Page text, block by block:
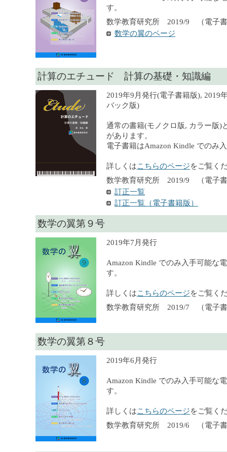
す。
数学教育研究所 2019/9 （電子
数学の翼のページ
計算のエチュード 計算の基礎・知識編
2019年9月発行(電子書籍版), 2019
バック版)
通常の書籍(モノクロ版, カラー版)
があります。
電子書籍はAmazon Kindle でのみ
詳しくはこちらのページをご覧く
数学教育研究所 2019/9 （電子書
訂正一覧
訂正一覧（電子書籍版）
数学の翼第９号
2019年7月発行
Amazon Kindle でのみ入手可能な
す。
詳しくはこちらのページをご覧く
数学教育研究所 2019/7 （電子
数学の翼第８号
2019年6月発行
Amazon Kindle でのみ入手可能な
す。
詳しくはこちらのページをご覧く
数学教育研究所 2019/6 （電子